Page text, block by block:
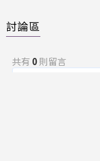
討論區
共有 0則留言